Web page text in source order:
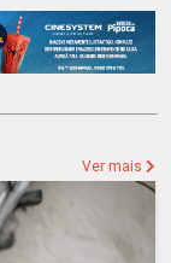
Ver mais